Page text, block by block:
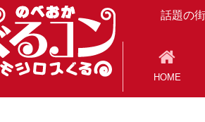
話題の
HOME